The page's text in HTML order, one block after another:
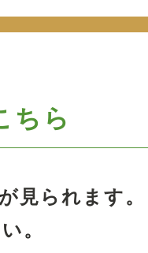
ちら
見られます。
。